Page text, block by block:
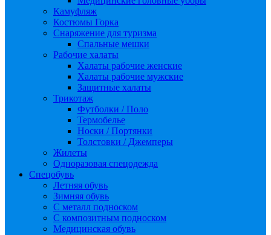
Камуфляж
Костюмы Горка
Снаряжение для туризма
Спальные мешки
Рабочие халаты
Халаты рабочие женские
Халаты рабочие мужские
Защитные халаты
Трикотаж
Футболки / Поло
Термобелье
Носки / Портянки
Толстовки / Джемперы
Жилеты
Одноразовая спецодежда
Спецобувь
Летняя обувь
Зимняя обувь
С металл подноском
С композитным подноском
Медицинская обувь